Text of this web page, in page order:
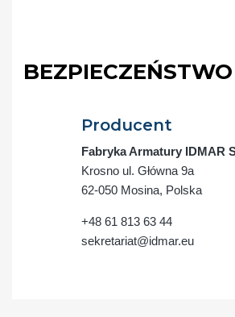
Producent
Fabryka Armatury IDMAR
Krosno ul. Główna 9a
62-050 Mosina, Polska
+48 61 813 63 44
sekretariat@idmar.eu